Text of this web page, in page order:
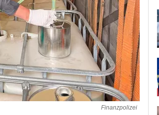
Finanzpolizei